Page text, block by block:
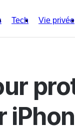
Tech Vie privée